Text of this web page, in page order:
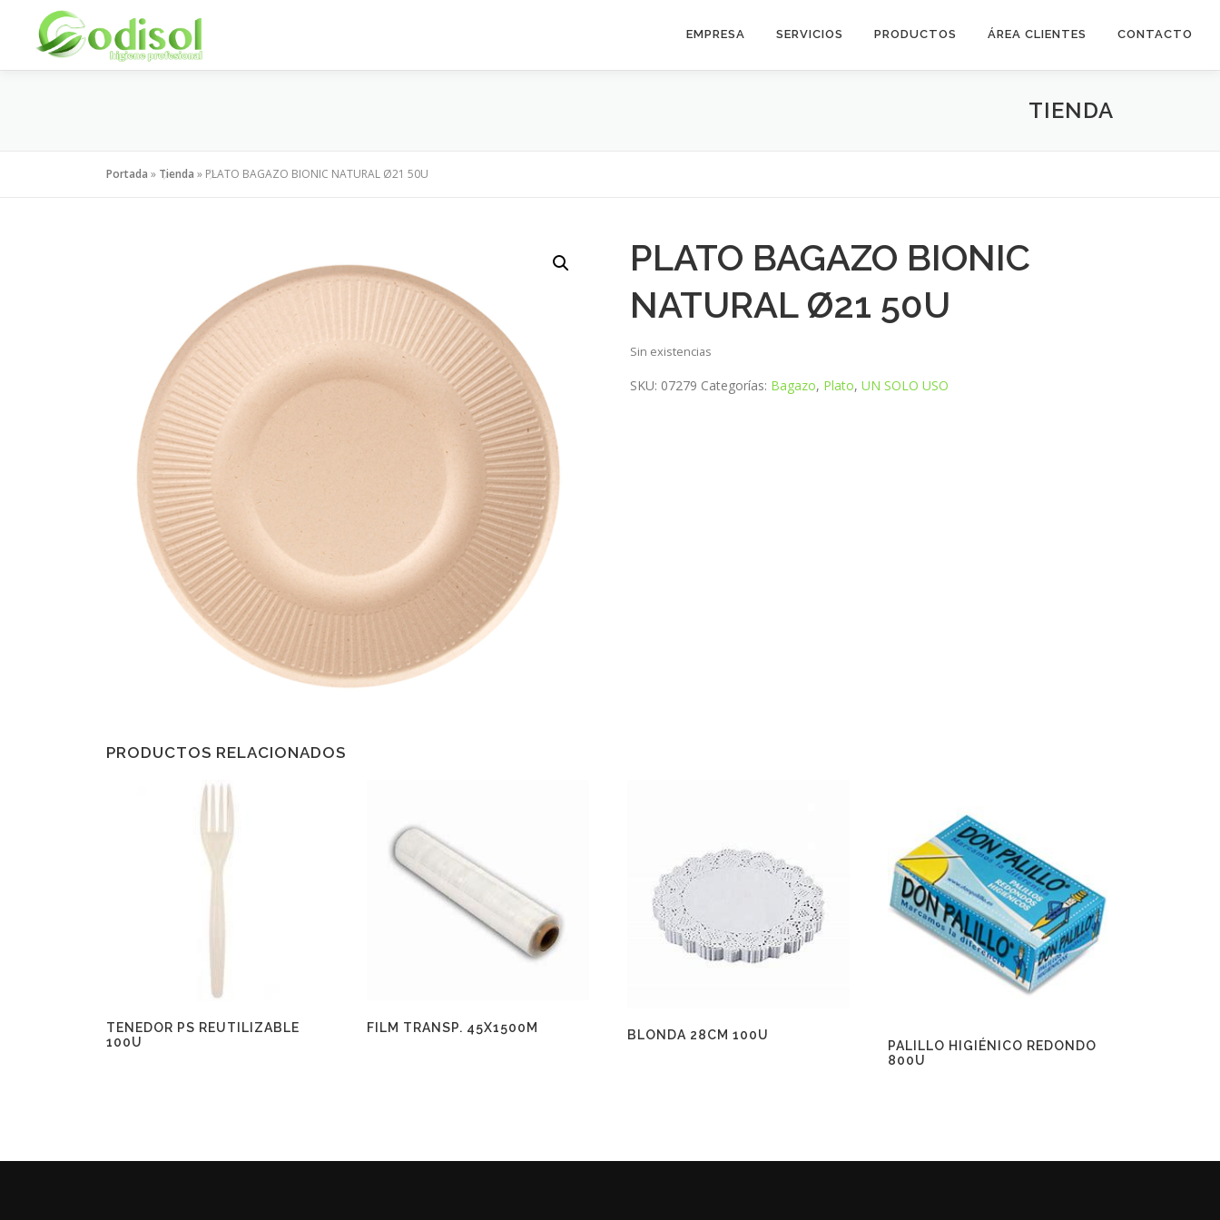
contenido
EMPRESA SERVICIOS PRODUCTOS ÁREA CLIENTES CONTACTO
TIENDA
Portada » Tienda » PLATO BAGAZO BIONIC NATURAL Ø21 50U
PLATO BAGAZO BIONIC
NATURAL Ø21 50U
Sin existencias
SKU: 07279 Categorías: Bagazo, Plato,UN SOLO USO
PRODUCTOS RELACIONADOS
TENEDOR PS REUTILIZABLE
100U
FILM TRANSP. 45X1500M BLONDA 28CM 100U
PALILLO HIGIÉNICO REDONDO
800U